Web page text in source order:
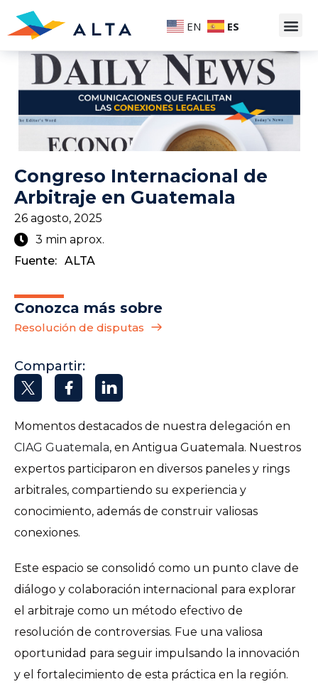
EN ES
Congreso Internacional de
Arbitraje en Guatemala
26 agosto, 2025
3 min aprox.
Fuente: ALTA
Conozca más sobre
Resolución de disputas
Compartir:
Momentos destacados de nuestra delegación en
CIAG Guatemala, en Antigua Guatemala. Nuestros
expertos participaron en diversos paneles y rings
arbitrales, compartiendo su experiencia y
conocimiento, además de construir valiosas
conexiones.
Este espacio se consolidó como un punto clave de
diálogo y colaboración internacional para explorar
el arbitraje como un método efectivo de
resolución de controversias. Fue una valiosa
oportunidad para seguir impulsando la innovación
y el fortalecimiento de esta práctica en la región.